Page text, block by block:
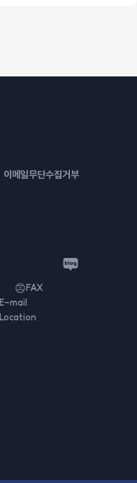
이메일무단수집거부
FAX
E-mail
Location